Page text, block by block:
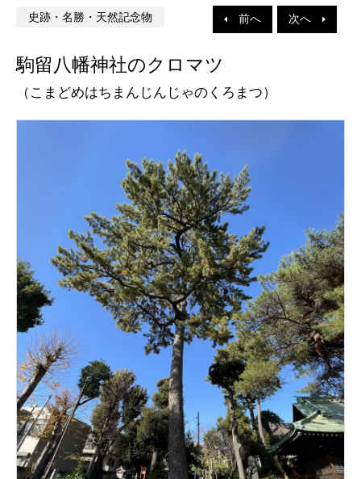
前へ 次へ
史跡・名勝・天然記念物
駒留八幡神社のクロマツ
（こまどめはちまんじんじゃのくろまつ）